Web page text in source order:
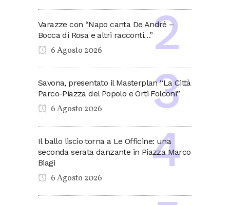
Varazze con “Napo canta De André –
Bocca di Rosa e altri racconti…”
6 Agosto 2026
Savona, presentato il Masterplan “La Città
Parco-Piazza del Popolo e Orti Folconi”
6 Agosto 2026
Il ballo liscio torna a Le Officine: una
seconda serata danzante in Piazza Marco
Biagi
6 Agosto 2026